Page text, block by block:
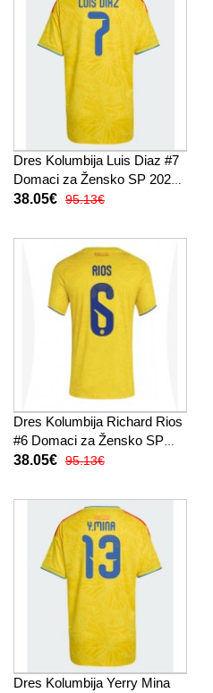
Dres Kolumbija Luis Diaz #7
Domaci za Žensko SP 2026
Kratak Rukav
38.05€ 95.13€
Dres Kolumbija Richard Rios
#6 Domaci za Žensko SP
2026 Kratak Rukav
38.05€ 95.13€
Dres Kolumbija Yerry Mina